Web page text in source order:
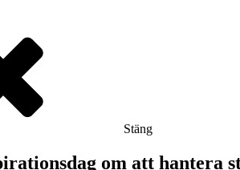
Stäng
om att hantera